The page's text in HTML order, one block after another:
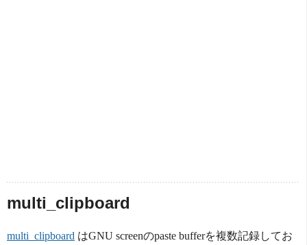
multi_clipboard
multi_clipboard はGNU screenのpaste bufferを複数記録してお